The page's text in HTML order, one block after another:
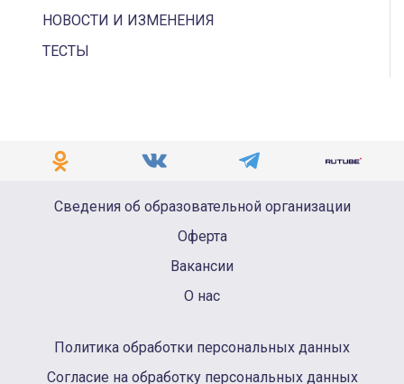
ОСОБЕННОСТИ
ПРОДАЖА МАРКИРОВАННОГО ТОВАРА
НОВОСТИ И ИЗМЕНЕНИЯ
ТЕСТЫ
Сведения об образовательной организации
Оферта
Вакансии
О нас
Политика обработки персональных данных
Согласие на обработку персональных данных